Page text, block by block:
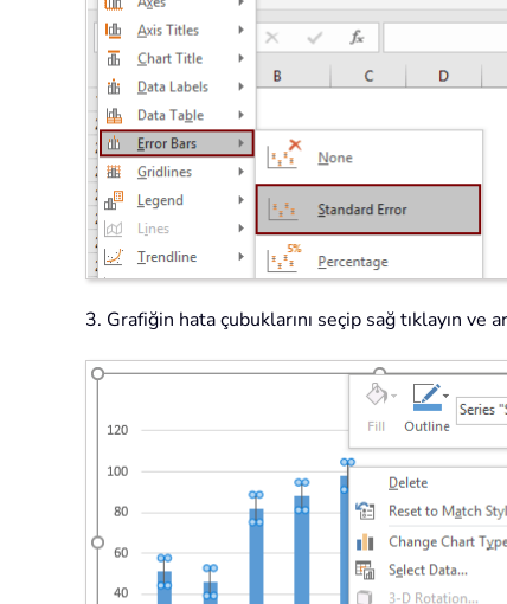
3. Grafiğin hata çubuklarını seçip sağ tıklayın ve